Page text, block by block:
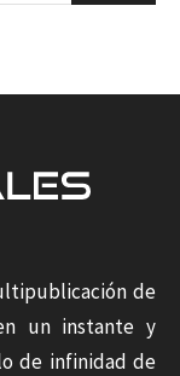
de
un instante y
de infinidad de